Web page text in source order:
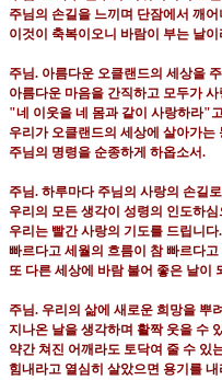
주님의 손길을 느끼며 단잠에서 깨
이것이 축복이오니 바람이 부는 날
주님. 아름다운 오클랜드의 세상을
아름다운 마음을 간직하고 모두가
"네 이웃을 네 몸과 같이 사랑하라"
우리가 오클랜드의 세상에 살아가는
주님의 명령을 순종하게 하옵소서.
주님. 하루마다 주님의 사랑의 손길
우리의 모든 생각이 성령의 인도하
우리는 빨간 사랑의 기도를 드립니다.
빠르다고 세월의 흐름이 참 빠르다
또 다른 세상에 바람 불어 좋은 날이
주님. 우리의 삶에 새로운 희망을 뿌
지나온 날을 생각하며 활짝 웃을 수
약간 쳐진 어깨라도 토닥여 줄 수 있
힘내라고 열심히 살았으면 용기를 내